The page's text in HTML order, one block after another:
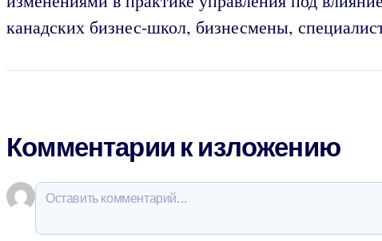
канадских бизнес-школ, бизнесмены,
Комментарии к изложению